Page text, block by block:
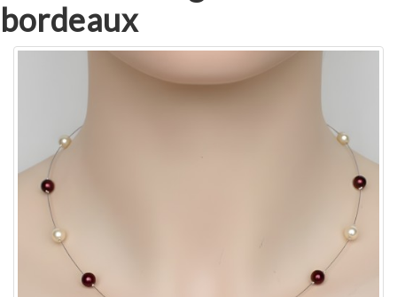
bordeaux